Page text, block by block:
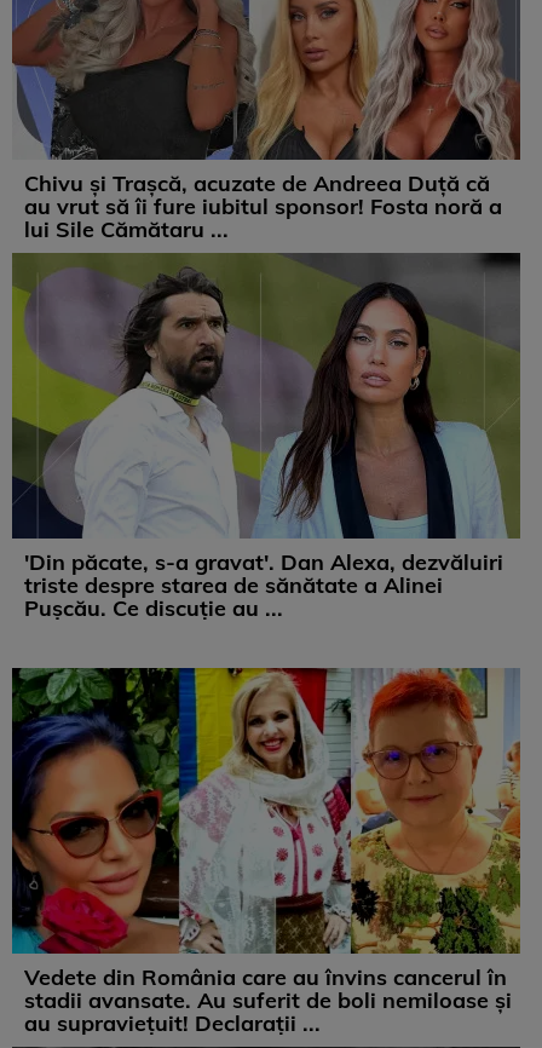
Chivu și Trașcă, acuzate de Andreea Duță că
au vrut să îi fure iubitul sponsor! Fosta noră a
lui Sile Cămătaru ...
'Din păcate, s-a gravat'. Dan Alexa, dezvăluiri
triste despre starea de sănătate a Alinei
Pușcău. Ce discuție au ...
Vedete din România care au învins cancerul în
stadii avansate. Au suferit de boli nemiloase şi
au supravieţuit! Declarații ...